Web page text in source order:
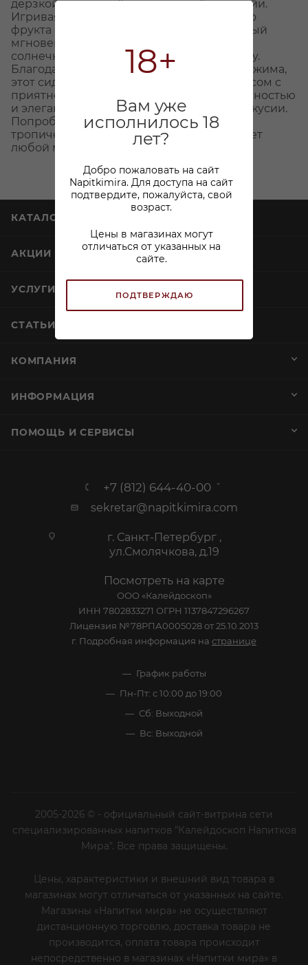
18+
Вам уже
исполнилось 18
лет?
Добро пожаловать на сайт
Napitkimira. Для доступа на сайт
подтвердите, пожалуйста, свой
возраст.
Цены в магазинах могут
отличаться от указанных на
сайте.
ПОДТВЕРЖДАЮ
дерзкой кислинкой экзотической маракуйи.
Игривая сладость и яркий аромат спелого
фрукта создают освежающий микс, который
мгновенно переносит ваши мысли к
солнечному пляжу и беззаботному отдыху.
Благодаря натуральному соку прямого отжима,
этот сидр отличается мягким, питким вкусом с
приятной, слегка обжигающей газированностью
и элегантной горчинкой в долгом послевкусии.
Попробуйте танец яблочного сада и
тропической страсти, который превращает
любой момент в маленький праздник!
КАТАЛОГ
АКЦИИ
УСЛУГИ
СТАТЬИ
КОМПАНИЯ
ИНФОРМАЦИЯ
ПОМОЩЬ И СЕРВИСЫ
+7 (812) 644-40-00
sekretar@napitkimira.com
г. Санкт-Петербург ,
ул.Смолячкова, д.19
Посмотреть на карте
ООО «Калейдоскоп»
ИНН 7802833271 ОГРН 1137847296267
Лицензия №78РПА0005028 от 25.10.2013
г. Подробная информация на странице
График работы
Пн-Пт: с 10:00 до 19:00
Сб: Выходной
Вс: Выходной
2005-2026 © - официальный сайт-витрина сети
специализированных напитков "Калейдоскоп Напитков
Мира". Все права защищены.
Цены, характеристики и внешний вид товара в
магазинах могут отличаться от указанных на сайте.
Магазины «Напитки мира» не осуществляют
дистанционную торговлю, доставка товара не
производится, оплата товара происходит
непосредственно в магазинах «Напитки мира» в